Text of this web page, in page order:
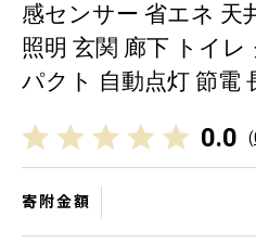
感センサー 省エネ 天
照明 玄関 廊下 トイ
パクト 自動点灯 節電
0.0 (
寄附金額